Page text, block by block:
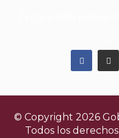
© Copyright 2026
Todos los